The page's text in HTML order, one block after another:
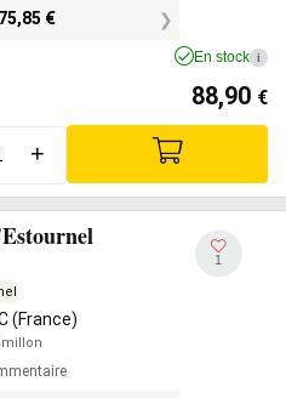
75,85 €
En stock i
88,90 €
+
(France)
1